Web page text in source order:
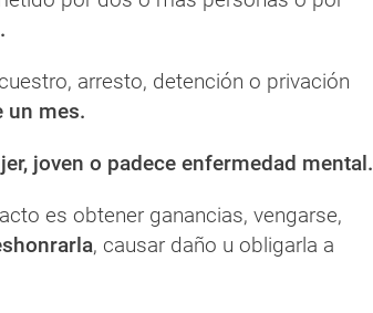
arresto, detención o privación
un mes.
joven o padece enfermedad mental.
es obtener ganancias, vengarse,
, causar daño u obligarla a